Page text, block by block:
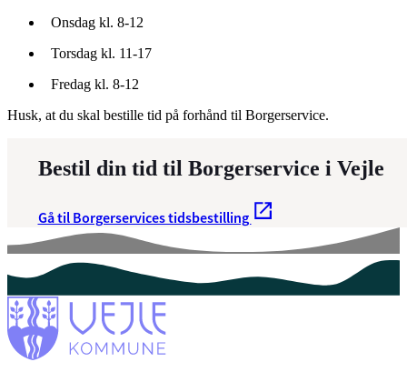
Onsdag kl. 8-12
Torsdag kl. 11-17
Fredag kl. 8-12
Husk, at du skal bestille tid på forhånd til Borgerservice.
Bestil din tid til Borgerservice i Vejle
Gå til Borgerservices tidsbestilling